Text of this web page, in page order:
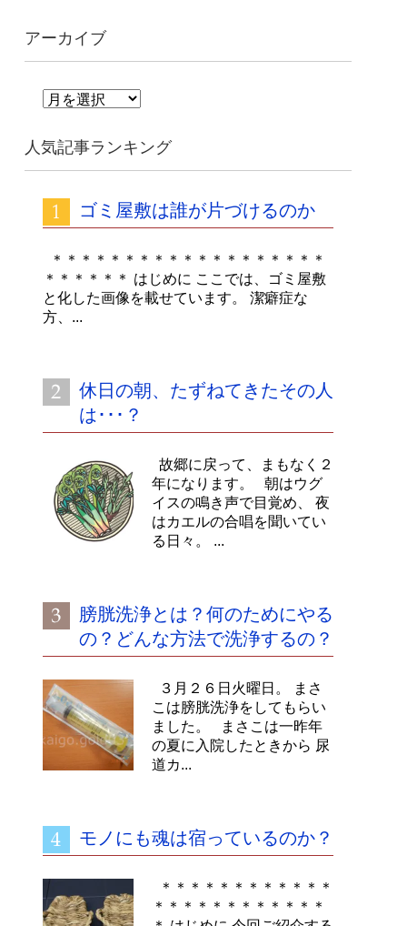
アーカイブ
ア
イ
ブ
人気記事ランキング
ゴミ屋敷は誰が片づけるのか
＊＊＊＊＊＊＊＊＊＊＊＊＊＊＊＊＊＊＊
＊＊＊＊＊＊ はじめに ここでは、ゴミ屋敷
と化した画像を載せています。 潔癖症な
方、...
休日の朝、たずねてきたその人
は･･･？
故郷に戻って、まもなく２
年になります。 朝はウグ
イスの鳴き声で目覚め、 夜
はカエルの合唱を聞いてい
る日々。 ...
膀胱洗浄とは？何のためにやる
の？どんな方法で洗浄するの？
３月２６日火曜日。 まさ
こは膀胱洗浄をしてもらい
ました。 まさこは一昨年
の夏に入院したときから 尿
道カ...
モノにも魂は宿っているのか？
＊＊＊＊＊＊＊＊＊＊＊＊
＊＊＊＊＊＊＊＊＊＊＊＊